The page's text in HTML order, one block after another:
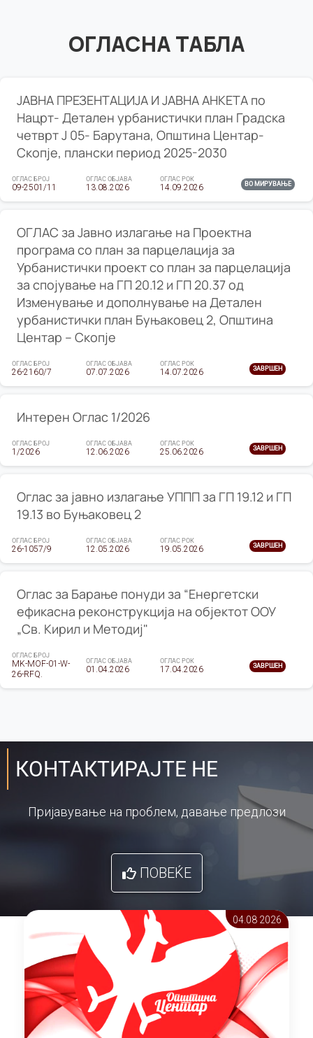
ОГЛАСНА ТАБЛА
ЈАВНА ПРЕЗЕНТАЦИЈА И ЈАВНА АНКЕТА по
Нацрт- Детален урбанистички план Градска
четврт Ј 05- Барутана, Општина Центар-
Скопје, плански период 2025-2030
ОГЛАС БРОЈ
09-2501/11
ОГЛАС ОБЈАВА
13.08.2026
ОГЛАС РОК
14.09.2026 ВО МИРУВАЊЕ
ОГЛАС за Јавно излагање на Проектна
програма со план за парцелација за
Урбанистички проект со план за парцелација
за спојување на ГП 20.12 и ГП 20.37 од
Изменување и дополнување на Детален
урбанистички план Буњаковец 2, Општина
Центар – Скопје
ОГЛАС БРОЈ
26-2160/7
ОГЛАС ОБЈАВА
07.07.2026
ОГЛАС РОК
14.07.2026 ЗАВРШЕН
Интерен Оглас 1/2026
ОГЛАС БРОЈ
1/2026
ОГЛАС ОБЈАВА
12.06.2026
ОГЛАС РОК
25.06.2026 ЗАВРШЕН
Оглас за јавно излагање УППП за ГП 19.12 и ГП
19.13 во Буњаковец 2
ОГЛАС БРОЈ
26-1057/9
ОГЛАС ОБЈАВА
12.05.2026
ОГЛАС РОК
19.05.2026 ЗАВРШЕН
Оглас за Барање понуди за “Енергетски
ефикасна реконструкција на објектот ООУ
„Св. Кирил и Методиј"
ОГЛАС БРОЈ
MK-MOF-01-W-
26-RFQ.
ОГЛАС ОБЈАВА
01.04.2026
ОГЛАС РОК
17.04.2026 ЗАВРШЕН
КОНТАКТИРАЈТЕ НЕ
Пријавување на проблем, давање предлози
ПОВЕЌЕ
04.08 2026